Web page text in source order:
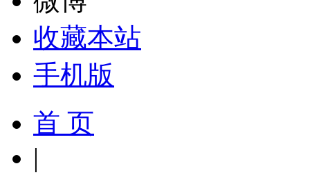
收藏本站
手机版
首 页
|